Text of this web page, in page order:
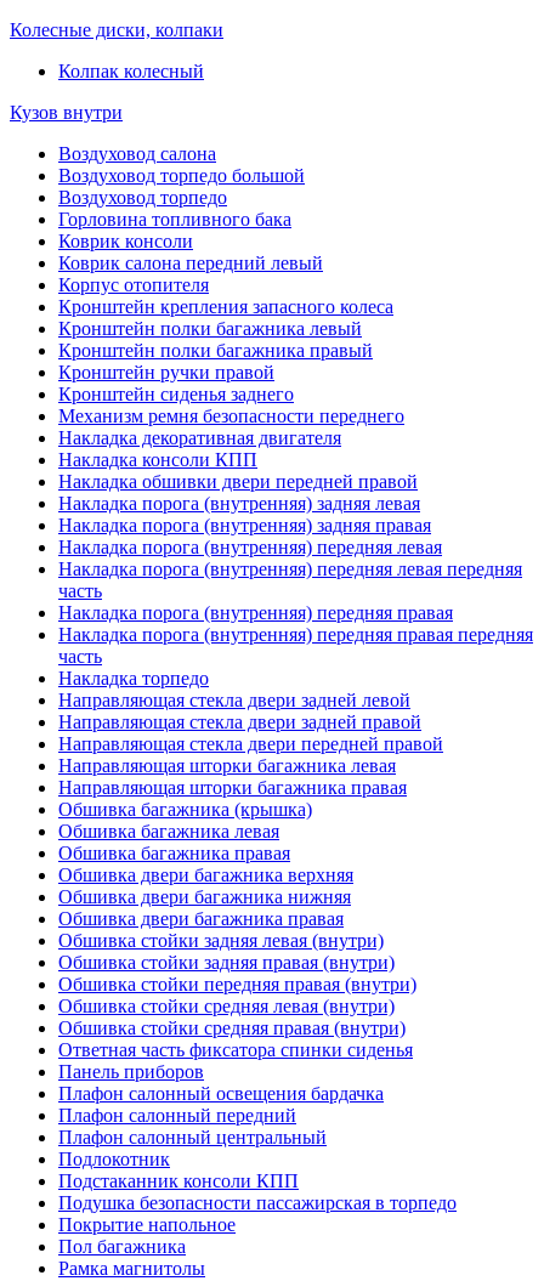
Колесные диски, колпаки
Колпак колесный
Кузов внутри
Воздуховод салона
Воздуховод торпедо большой
Воздуховод торпедо
Горловина топливного бака
Коврик консоли
Коврик салона передний левый
Корпус отопителя
Кронштейн крепления запасного колеса
Кронштейн полки багажника левый
Кронштейн полки багажника правый
Кронштейн ручки правой
Кронштейн сиденья заднего
Механизм ремня безопасности переднего
Накладка декоративная двигателя
Накладка консоли КПП
Накладка обшивки двери передней правой
Накладка порога (внутренняя) задняя левая
Накладка порога (внутренняя) задняя правая
Накладка порога (внутренняя) передняя левая
Накладка порога (внутренняя) передняя левая передняя
часть
Накладка порога (внутренняя) передняя правая
Накладка порога (внутренняя) передняя правая передняя
часть
Накладка торпедо
Направляющая стекла двери задней левой
Направляющая стекла двери задней правой
Направляющая стекла двери передней правой
Направляющая шторки багажника левая
Направляющая шторки багажника правая
Обшивка багажника (крышка)
Обшивка багажника левая
Обшивка багажника правая
Обшивка двери багажника верхняя
Обшивка двери багажника нижняя
Обшивка двери багажника правая
Обшивка стойки задняя левая (внутри)
Обшивка стойки задняя правая (внутри)
Обшивка стойки передняя правая (внутри)
Обшивка стойки средняя левая (внутри)
Обшивка стойки средняя правая (внутри)
Ответная часть фиксатора спинки сиденья
Панель приборов
Плафон салонный освещения бардачка
Плафон салонный передний
Плафон салонный центральный
Подлокотник
Подстаканник консоли КПП
Подушка безопасности пассажирская в торпедо
Покрытие напольное
Пол багажника
Рамка магнитолы